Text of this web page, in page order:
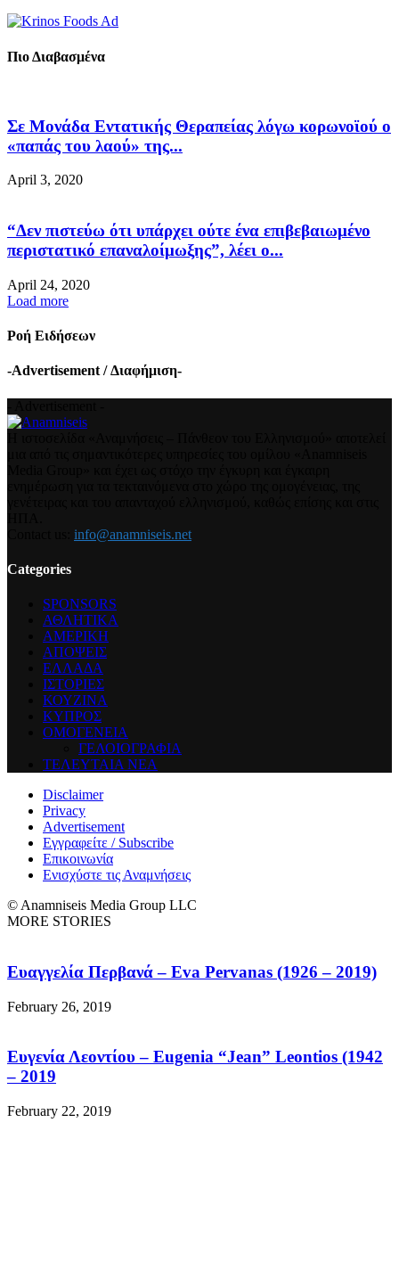
Πιο Διαβασμένα
Σε Μονάδα Εντατικής Θεραπείας λόγω κορωνοϊού ο
«παπάς του λαού» της...
April 3, 2020
“Δεν πιστεύω ότι υπάρχει ούτε ένα επιβεβαιωμένο
περιστατικό επαναλοίμωξης”, λέει ο...
April 24, 2020
Load more
Ροή Ειδήσεων
-Advertisement / Διαφήμιση-
info@anamniseis.net
Categories
SPONSORS
ΑΘΛΗΤΙΚΑ
ΑΜΕΡΙΚΗ
ΑΠΟΨΕΙΣ
ΕΛΛΑΔΑ
ΙΣΤΟΡΙΕΣ
ΚΟΥΖΙΝΑ
ΚΥΠΡΟΣ
ΟΜΟΓΕΝΕΙΑ
ΓΕΛΟΙΟΓΡΑΦΙΑ
ΤΕΛΕΥΤΑΙΑ ΝΕΑ
Disclaimer
Privacy
Advertisement
Εγγραφείτε / Subscribe
Επικοινωνία
Ενισχύστε τις Αναμνήσεις
© Anamniseis Media Group LLC
MORE STORIES
Ευαγγελία Περβανά – Eva Pervanas (1926 – 2019)
February 26, 2019
Ευγενία Λεοντίου – Eugenia “Jean” Leontios (1942
– 2019
February 22, 2019